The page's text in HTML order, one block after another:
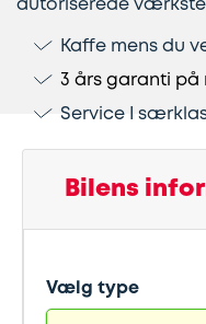
Lapning
af
dæk
Kobling
af
Vinterdæk
Stålfælge
Helårsdæk
Guides
Helårsdæk
Kør
selv
ferie
og
reparation
Bosch
Car
Service
Landbrug
autoriserede
Kaffe mens du
3 års garanti på
Service I
Bilens
Vælg type